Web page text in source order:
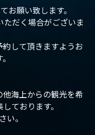
お願い致します。
だく場合がございま
して頂きますようお
海上からの観光を希
ております。
い。